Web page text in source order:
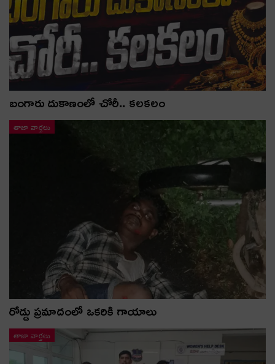
బంగారు దుకాణంలో చోరీ.. కలకలం
తాజా వార్తలు
రోడ్డు ప్రమాదంలో ఒకరికి గాయాలు
తాజా వార్తలు